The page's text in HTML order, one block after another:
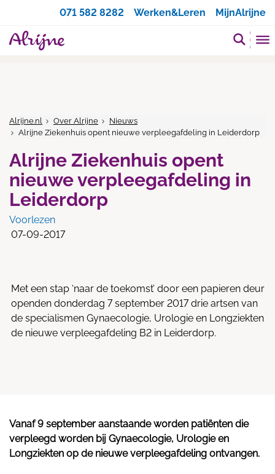
071 582 8282
Werken&Leren MijnAlrijne
Alrijne.nl Over Alrijne
Nieuws
Alrijne Ziekenhuis opent nieuwe verpleegafdeling in Leiderdorp
Alrijne Ziekenhuis opent
nieuwe verpleegafdeling in
Leiderdorp
Voorlezen
07-09-2017
Met een stap ‘naar de toekomst’ door een papieren deur
openden donderdag 7 september 2017 drie artsen van
de specialismen Gynaecologie, Urologie en Longziekten
de nieuwe verpleegafdeling B2 in Leiderdorp.
Vanaf 9 september aanstaande worden patiënten die
verpleegd worden bij Gynaecologie, Urologie en
Longziekten op de nieuwe verpleegafdeling ontvangen.